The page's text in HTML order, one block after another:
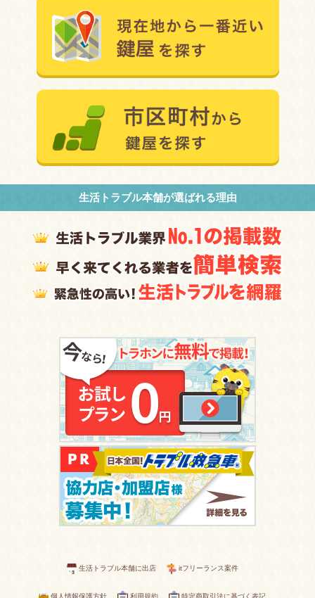
生活トラブル本舗が選ばれる理由
生活トラブル本舗に出店 itフリーランス案件